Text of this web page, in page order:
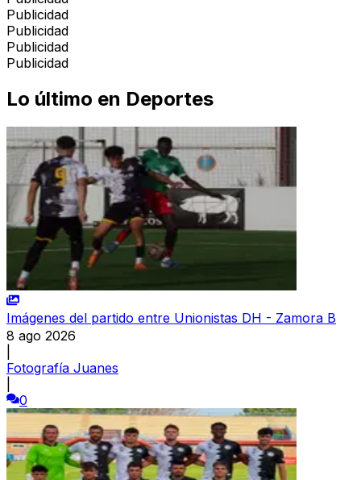
Publicidad
Publicidad
Publicidad
Publicidad
Lo último en Deportes
Imágenes del partido entre Unionistas DH - Zamora B
8 ago 2026
Fotografía Juanes
0